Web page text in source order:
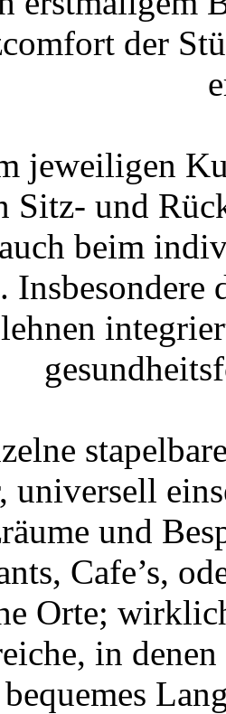
der
jeweiligen
Sitz- und
beim
universell
und
Cafe’s,
Orte;
in
bequemes